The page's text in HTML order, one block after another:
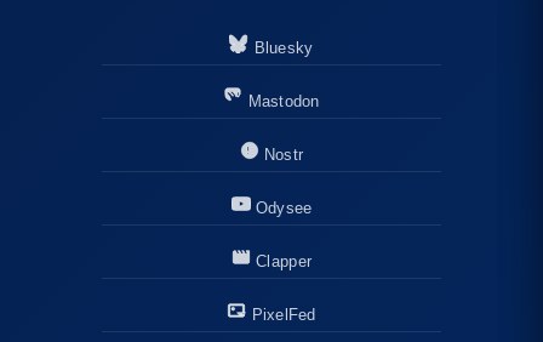
Bluesky
Mastodon
Nostr
Odysee
Clapper
PixelFed